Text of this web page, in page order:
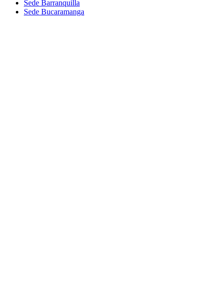
Sede Barranquilla
Sede Bucaramanga